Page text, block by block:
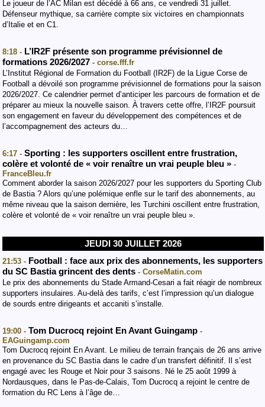
Le joueur de l’AC Milan est décédé à 66 ans, ce vendredi 31 juillet.
Défenseur mythique, sa carrière compte six victoires en championnats
d’Italie et en C1.
8:18 - L’IR2F présente son programme prévisionnel de
formations 2026/2027 - corse.fff.fr
L’Institut Régional de Formation du Football (IR2F) de la Ligue Corse de
Football a dévoilé son programme prévisionnel de formations pour la saison
2026/2027. Ce calendrier permet d’anticiper les parcours de formation et de
préparer au mieux la nouvelle saison. À travers cette offre, l’IR2F poursuit
son engagement en faveur du développement des compétences et de
l’accompagnement des acteurs du…
6:17 - Sporting : les supporters oscillent entre frustration,
colère et volonté de « voir renaître un vrai peuple bleu » -
FranceBleu.fr
Comment aborder la saison 2026/2027 pour les supporters du Sporting Club
de Bastia ? Alors qu’une polémique enfle sur le tarif des abonnements, au
même niveau que la saison dernière, les Turchini oscillent entre frustration,
colère et volonté de « voir renaître un vrai peuple bleu ».
JEUDI 30 JUILLET 2026
21:53 - Football : face aux prix des abonnements, les supporters
du SC Bastia grincent des dents - CorseMatin.com
Le prix des abonnements du Stade Armand-Cesari a fait réagir de nombreux
supporters insulaires. Au-delà des tarifs, c’est l’impression qu’un dialogue
de sourds entre dirigeants et accaniti s’installe.
19:00 - Tom Ducrocq rejoint En Avant Guingamp -
EAGuingamp.com
Tom Ducrocq rejoint En Avant. Le milieu de terrain français de 26 ans arrive
en provenance du SC Bastia dans le cadre d’un transfert définitif. Il s’est
engagé avec les Rouge et Noir pour 3 saisons. Né le 25 août 1999 à
Nordausques, dans le Pas-de-Calais, Tom Ducrocq a rejoint le centre de
formation du RC Lens à l’âge de…